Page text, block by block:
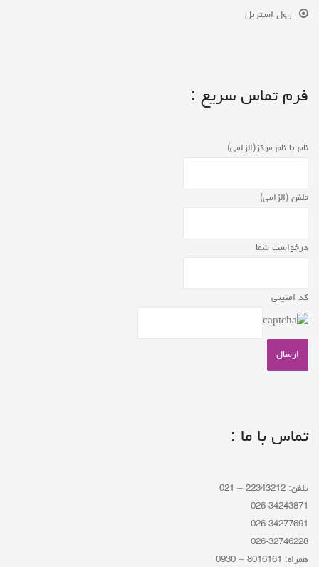
رول استریل
فرم تماس سریع :
نام یا نام مرکز(الزامی)
تلفن (الزامی)
درخواست شما
کد امنیتی
تماس با ما :
تلفن: 22343212 – 021
026-34243871
026-34277691
026-32746228
همراه: 8016161 – 0930